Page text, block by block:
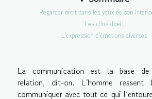
Regarder droit dans les yeux de son
Les clins d’œil
L’expression d’émotions diverses
La communication est la base
relation, dit-on. L’homme
communiquer avec tout ce qui